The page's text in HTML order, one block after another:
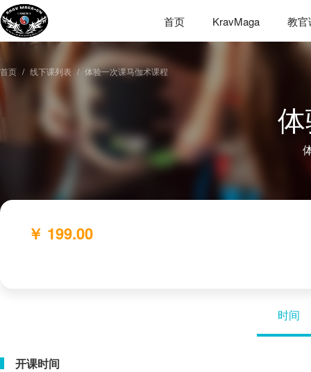
首页 KravMaga 教官
首页 线下课列表 体验一次课马伽术课程
￥ 199.00
时间
开课时间